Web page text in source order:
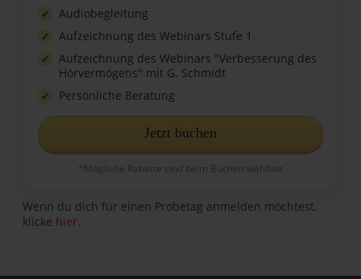
Audiobegleitung
Aufzeichnung des Webinars Stufe 1
Aufzeichnung des Webinars "Verbesserung des
Hörvermögens" mit G. Schmidt
Persönliche Beratung
Jetzt buchen
*Mögliche Rabatte sind beim Buchen wählbar
Wenn du dich für einen Probetag anmelden möchtest,
klicke hier.